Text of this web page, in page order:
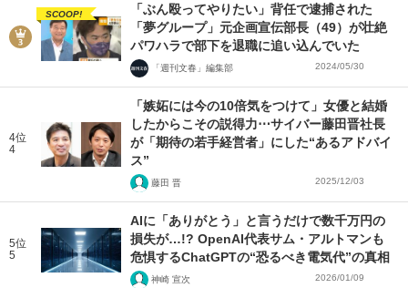
SCOOP!
「ぶん殴ってやりたい」背任で逮捕された
「夢グループ」元企画宣伝部長（49）が壮絶
パワハラで部下を退職に追い込んでいた
「週刊文春」編集部 2024/05/30
4位
4
「嫉妬には今の10倍気をつけて」女優と結婚
したからこその説得力⋯サイバー藤田晋社長
が「期待の若手経営者」にした“あるアドバイ
ス”
藤田 晋 2025/12/03
5位
5
AIに「ありがとう」と言うだけで数千万円の
損失が…!? OpenAI代表サム・アルトマンも
危惧するChatGPTの“恐るべき電気代”の真相
神崎 宣次 2026/01/09